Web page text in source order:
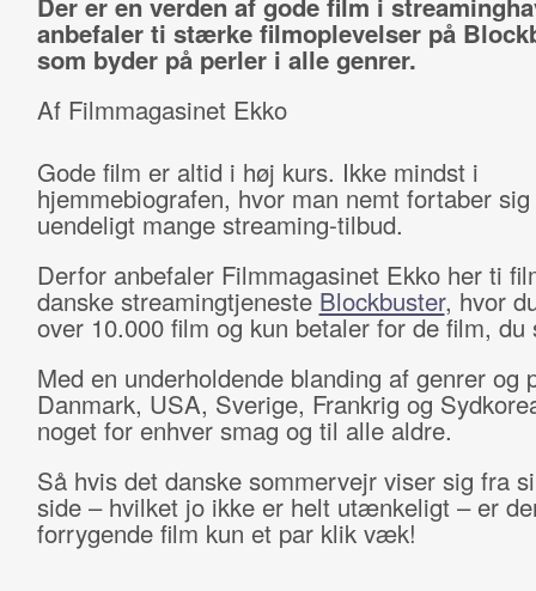
anbefaler ti stærke filmoplevelser på
som byder på perler i alle genrer.
Af Filmmagasinet Ekko
Gode film er altid i høj kurs. Ikke mindst i
hjemmebiografen, hvor man nemt fortaber
uendeligt mange streaming-tilbud.
Derfor anbefaler Filmmagasinet Ekko her ti
danske streamingtjeneste Blockbuster, hvor
over 10.000 film og kun betaler for de film, du
Med en underholdende blanding af genrer og
Danmark, USA, Sverige, Frankrig og
noget for enhver smag og til alle aldre.
Så hvis det danske sommervejr viser sig fra
side – hvilket jo ikke er helt utænkeligt – er
forrygende film kun et par klik væk!